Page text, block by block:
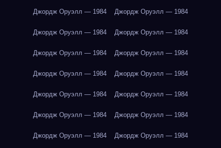
Джордж Оруэлл — 1984 Джордж Оруэлл — 1984
Джордж Оруэлл — 1984 Джордж Оруэлл — 1984
Джордж Оруэлл — 1984 Джордж Оруэлл — 1984
Джордж Оруэлл — 1984 Джордж Оруэлл — 1984
Джордж Оруэлл — 1984 Джордж Оруэлл — 1984
Джордж Оруэлл — 1984 Джордж Оруэлл — 1984
Джордж Оруэлл — 1984 Джордж Оруэлл — 1984